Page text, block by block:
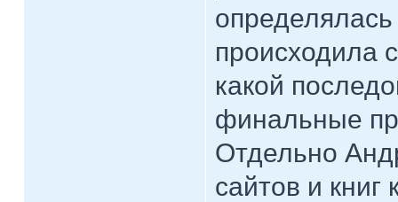
определялась
происходила
какой
финальные
Отдельно
сайтов и книг